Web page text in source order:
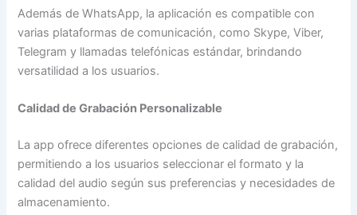
Además de WhatsApp, la aplicación es compatible con
varias plataformas de comunicación, como Skype, Viber,
Telegram y llamadas telefónicas estándar, brindando
versatilidad a los usuarios.
Calidad de Grabación Personalizable
La app ofrece diferentes opciones de calidad de grabación,
permitiendo a los usuarios seleccionar el formato y la
calidad del audio según sus preferencias y necesidades de
almacenamiento.